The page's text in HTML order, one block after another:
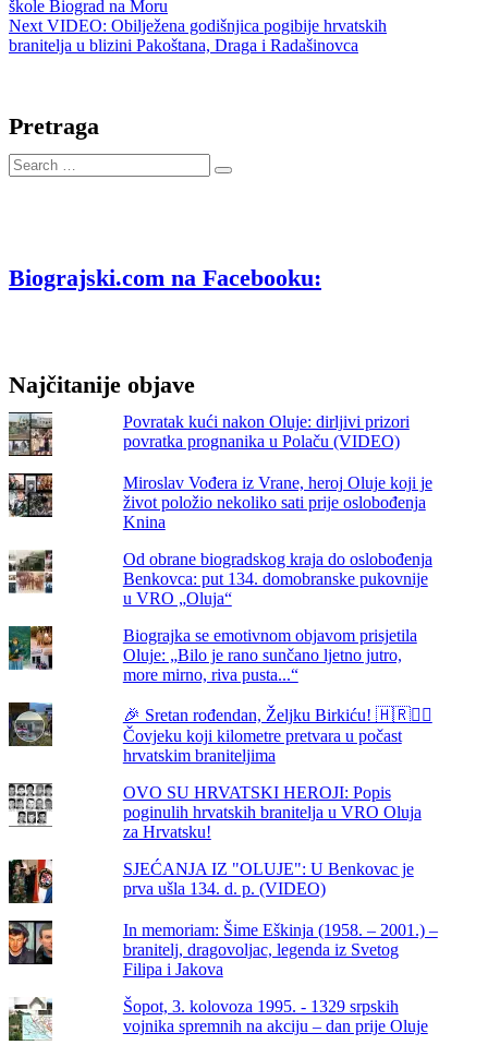
objava
post:
škole Biograd na Moru
Next Next
post:
VIDEO: Obilježena godišnjica pogibije hrvatskih
branitelja u blizini Pakoštana, Draga i Radašinovca
Pretraga
Search
…
Biograjski.com na Facebooku:
Najčitanije objave
Povratak kući nakon Oluje: dirljivi prizori
povratka prognanika u Polaču (VIDEO)
Miroslav Vođera iz Vrane, heroj Oluje koji je
život položio nekoliko sati prije oslobođenja
Knina
Od obrane biogradskog kraja do oslobođenja
Benkovca: put 134. domobranske pukovnije
u VRO „Oluja“
Biograjka se emotivnom objavom prisjetila
Oluje: „Bilo je rano sunčano ljetno jutro,
more mirno, riva pusta...“
🎉 Sretan rođendan, Željku Birkiću! 🇭🇷🏃‍♂️
Čovjeku koji kilometre pretvara u počast
hrvatskim braniteljima
OVO SU HRVATSKI HEROJI: Popis
poginulih hrvatskih branitelja u VRO Oluja
za Hrvatsku!
SJEĆANJA IZ "OLUJE": U Benkovac je
prva ušla 134. d. p. (VIDEO)
In memoriam: Šime Eškinja (1958. – 2001.) –
branitelj, dragovoljac, legenda iz Svetog
Filipa i Jakova
Šopot, 3. kolovoza 1995. - 1329 srpskih
vojnika spremnih na akciju – dan prije Oluje